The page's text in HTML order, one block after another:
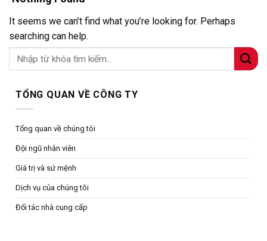
It seems we can’t find what you’re looking for. Perhaps
searching can help.
TỔNG QUAN VỀ CÔNG TY
Tổng quan về chúng tôi
Đội ngũ nhân viên
Giá trị và sứ mệnh
Dịch vụ của chúng tôi
Đối tác nhà cung cấp